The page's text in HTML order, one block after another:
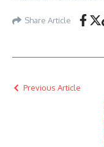
Share Article
Previous Article